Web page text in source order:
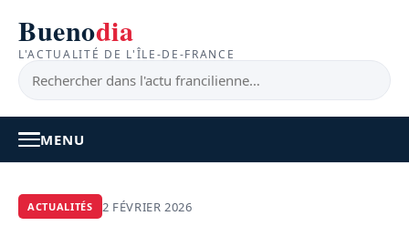
Buenodia
L'ACTUALITÉ DE L'ÎLE-DE-FRANCE
MENU
ACTUALITÉS 2 FÉVRIER 2026